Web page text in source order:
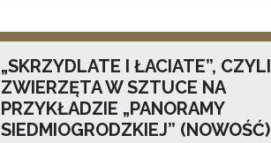
„SKRZYDLATE I ŁACIATE”, CZYLI
ZWIERZĘTA W SZTUCE NA
PRZYKŁADZIE „PANORAMY
SIEDMIOGRODZKIEJ” (NOWOŚĆ)